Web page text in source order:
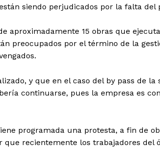
siendo perjudicados por la falta del
aproximadamente 15 obras que
preocupados por el término de la
y que en el caso del by pass de la
continuarse, pues la empresa es
programada una protesta, a fin de
recientemente los trabajadores del